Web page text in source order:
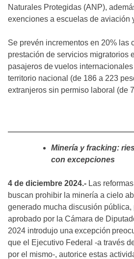
Naturales Protegidas (ANP),
exenciones a escuelas de aviación
Se prevén incrementos en 20% las
prestación de servicios migratorios
pasajeros de vuelos
territorio nacional (de 186 a 223
extranjeros sin permiso laboral (de
Minería y fracking:
con excepciones
4 de diciembre 2024.- Las
buscan prohibir la minería a cielo
generado mucha discusión pública,
aprobado por la Cámara de
2024 introdujo una excepción
que el Ejecutivo Federal -a través
por el mismo-, autorice estas